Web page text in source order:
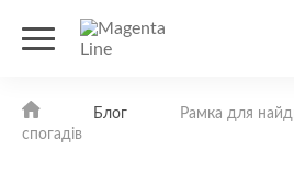
Блог
Рамка для
спогадів